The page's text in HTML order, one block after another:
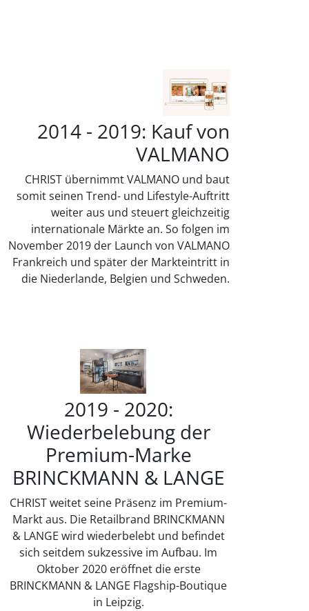
2014 - 2019: Kauf von
VALMANO
CHRIST übernimmt VALMANO und baut
somit seinen Trend- und Lifestyle-Auftritt
weiter aus und steuert gleichzeitig
internationale Märkte an. So folgen im
November 2019 der Launch von VALMANO
Frankreich und später der Markteintritt in
die Niederlande, Belgien und Schweden.
2019 - 2020:
Wiederbelebung der
Premium-Marke
BRINCKMANN & LANGE
CHRIST weitet seine Präsenz im Premium-
Markt aus. Die Retailbrand BRINCKMANN
& LANGE wird wiederbelebt und befindet
sich seitdem sukzessive im Aufbau. Im
Oktober 2020 eröffnet die erste
BRINCKMANN & LANGE Flagship-Boutique
in Leipzig.